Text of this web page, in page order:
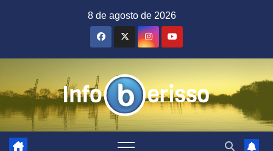
8 de agosto de 2026